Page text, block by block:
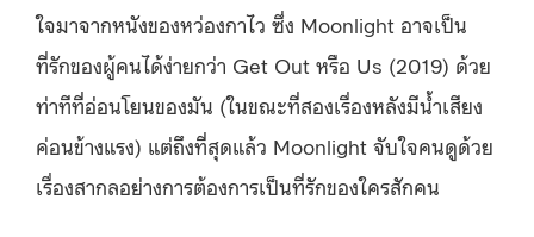
ใจมาจากหนังของหว่องกาไว ซึ่ง Moonlight อาจเป็น
ที่รักของผู้คนได้ง่ายกว่า Get Out หรือ Us (2019) ด้วย
ท่าทีที่อ่อนโยนของมัน (ในขณะที่สองเรื่องหลังมีน้ำเสียง
ค่อนข้างแรง) แต่ถึงที่สุดแล้ว Moonlight จับใจคนดูด้วย
เรื่องสากลอย่างการต้องการเป็นที่รักของใครสักคน